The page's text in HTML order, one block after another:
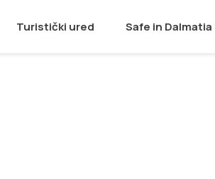
Turistički ured Safe in Dalmatia